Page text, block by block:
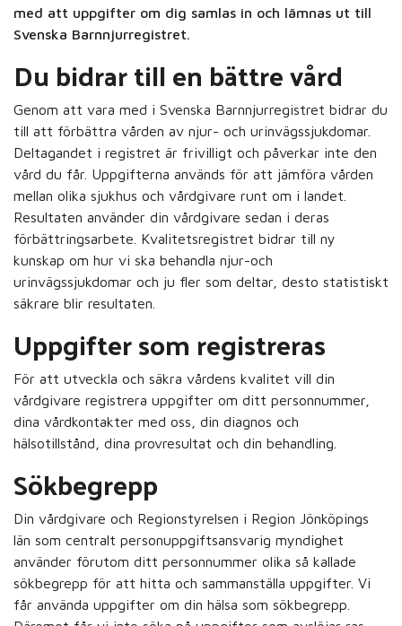
med att uppgifter om dig samlas in och lämnas ut till
Svenska Barnnjurregistret.
Du bidrar till en bättre vård
Genom att vara med i Svenska Barnnjurregistret bidrar du
till att förbättra vården av njur- och urinvägssjukdomar.
Deltagandet i registret är frivilligt och påverkar inte den
vård du får. Uppgifterna används för att jämföra vården
mellan olika sjukhus och vårdgivare runt om i landet.
Resultaten använder din vårdgivare sedan i deras
förbättringsarbete. Kvalitetsregistret bidrar till ny
kunskap om hur vi ska behandla njur-och
urinvägssjukdomar och ju fler som deltar, desto statistiskt
säkrare blir resultaten.
Uppgifter som registreras
För att utveckla och säkra vårdens kvalitet vill din
vårdgivare registrera uppgifter om ditt personnummer,
dina vårdkontakter med oss, din diagnos och
hälsotillstånd, dina provresultat och din behandling.
Sökbegrepp
Din vårdgivare och Regionstyrelsen i Region Jönköpings
län som centralt personuppgiftsansvarig myndighet
använder förutom ditt personnummer olika så kallade
sökbegrepp för att hitta och sammanställa uppgifter. Vi
får använda uppgifter om din hälsa som sökbegrepp.